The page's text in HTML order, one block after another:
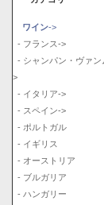
ワイン->
- フランス->
- シャンパン・ヴァン
>
- イタリア->
- スペイン->
- ポルトガル
- イギリス
- オーストリア
- ブルガリア
- ハンガリー